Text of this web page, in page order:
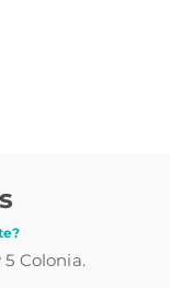
5 Colonia.